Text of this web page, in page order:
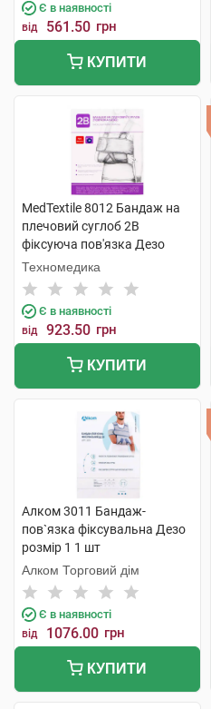
Є в наявності
від 561.50 грн
КУПИТИ
MedTextile 8012 Бандаж на
плечовий суглоб 2B
фіксуюча пов'язка Дезо
розмір S/M 1 шт
Техномедика
Є в наявності
від 923.50 грн
КУПИТИ
Алком 3011 Бандаж-
пов`язка фіксувальна Дезо
розмір 1 1 шт
Алком Торговий дім
Є в наявності
від 1076.00 грн
КУПИТИ